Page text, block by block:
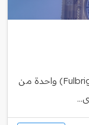
تعد منح جامعة فولبرايت (Fulbright Scholarship) واحدة من